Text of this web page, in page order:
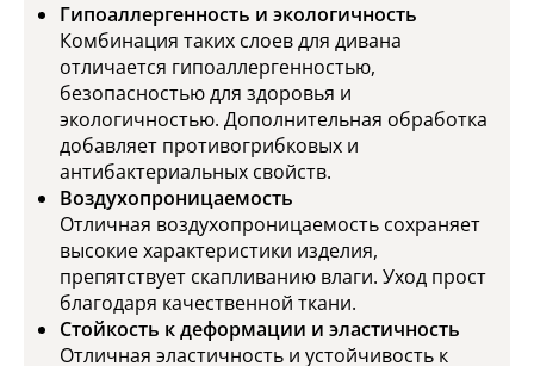
Гипоаллергенность и экологичность
Комбинация таких слоев для дивана
отличается гипоаллергенностью,
безопасностью для здоровья и
экологичностью. Дополнительная обработка
добавляет противогрибковых и
антибактериальных свойств.
Воздухопроницаемость
Отличная воздухопроницаемость сохраняет
высокие характеристики изделия,
препятствует скапливанию влаги. Уход прост
благодаря качественной ткани.
Стойкость к деформации и эластичность
Отличная эластичность и устойчивость к